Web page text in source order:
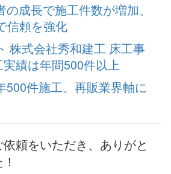
成長で施工件数が増加、
信頼を強化
株式会社秀和建工 床工事
績は年間500件以上
500件施工、再販業界軸に
頼をいただき、ありがと